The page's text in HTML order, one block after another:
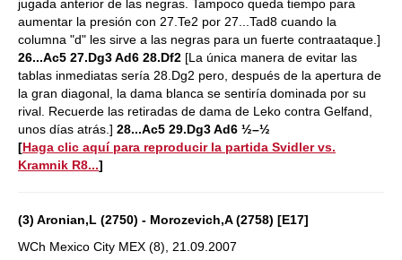
jugada anterior de las negras. Tampoco queda tiempo para
aumentar la presión con 27.Te2 por 27...Tad8 cuando la
columna "d" les sirve a las negras para un fuerte contraataque.]
26...Ac5 27.Dg3 Ad6 28.Df2 [La única manera de evitar las
tablas inmediatas sería 28.Dg2 pero, después de la apertura de
la gran diagonal, la dama blanca se sentiría dominada por su
rival. Recuerde las retiradas de dama de Leko contra Gelfand,
unos días atrás.] 28...Ac5 29.Dg3 Ad6 ½–½
[Haga clic aquí para reproducir la partida Svidler vs.
Kramnik R8...]
(3) Aronian,L (2750) - Morozevich,A (2758) [E17]
WCh Mexico City MEX (8), 21.09.2007